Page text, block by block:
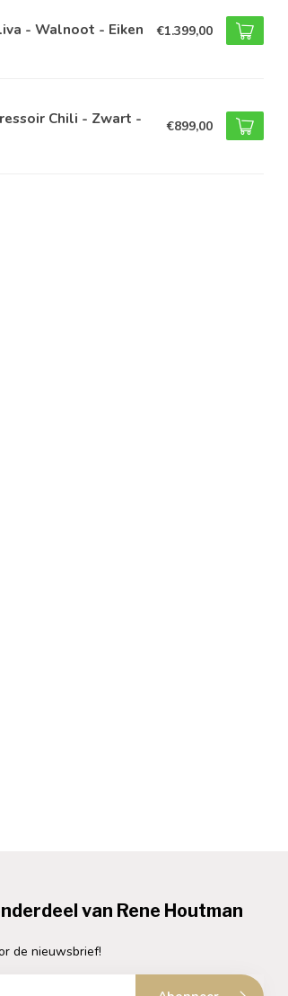
- Walnoot - Eiken €1.399,00
Chili - Zwart - €899,00
van Rene Houtman
de nieuwsbrief!